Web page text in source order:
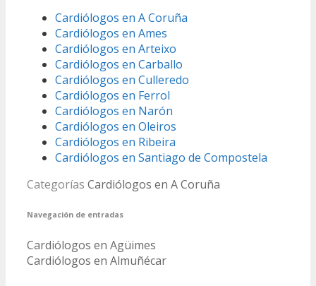
Cardiólogos en A Coruña
Cardiólogos en Ames
Cardiólogos en Arteixo
Cardiólogos en Carballo
Cardiólogos en Culleredo
Cardiólogos en Ferrol
Cardiólogos en Narón
Cardiólogos en Oleiros
Cardiólogos en Ribeira
Cardiólogos en Santiago de Compostela
Categorías Cardiólogos en A Coruña
Navegación de entradas
Cardiólogos en Agüimes
Cardiólogos en Almuñécar